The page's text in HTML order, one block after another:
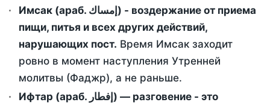
Имсак (араб. إمساك) - воздержание от приема
пищи, питья и всех других действий,
нарушающих пост. Время Имсак заходит
ровно в момент наступления Утренней
молитвы (Фаджр), а не раньше.
Ифтар (араб. إفطار) — разговение - это